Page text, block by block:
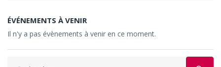
ÉVÉNEMENTS À VENIR
Il n'y a pas évènements à venir en ce moment.